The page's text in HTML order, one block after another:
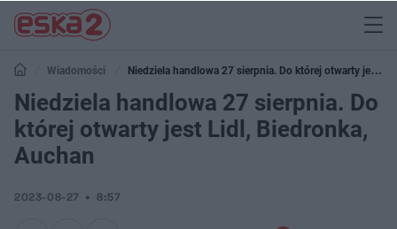
Wiadomości
Niedziela handlowa 27 sierpnia. Do której otwarty jest
Lidl, Biedronka, Auchan
Niedziela handlowa 27 sierpnia. Do
której otwarty jest Lidl, Biedronka,
Auchan
2023-08-27 8:57